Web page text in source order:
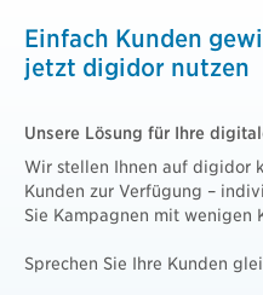
Einfach Kunden
jetzt digidor nutzen
Unsere Lösung für Ihre
Wir stellen Ihnen auf digidor
Kunden zur Verfügung –
Sie Kampagnen mit wenigen
Sprechen Sie Ihre Kunden